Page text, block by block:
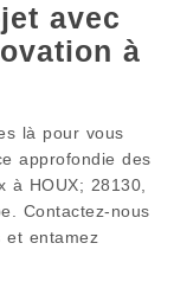
avec
à
là pour vous
approfondie des
à HOUX; 28130,
Contactez-nous
et entamez